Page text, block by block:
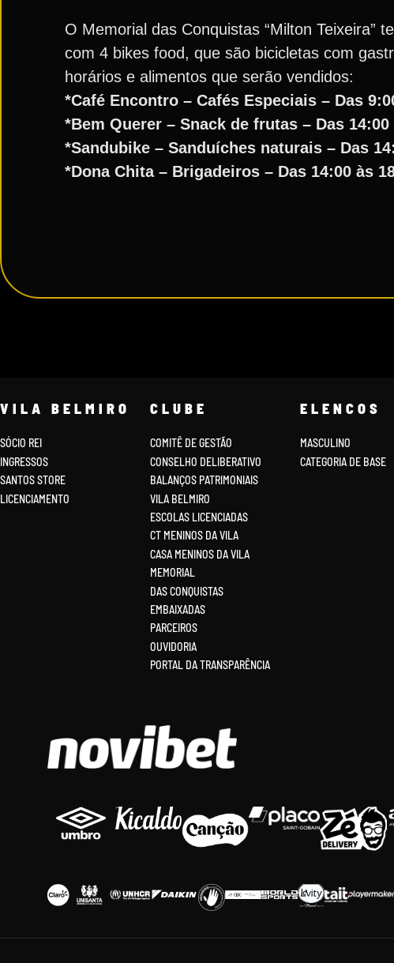
O Memorial das Conquistas “Milton Teixeira”
com 4 bikes food, que são bicicletas com
horários e alimentos que serão vendidos:
*Café Encontro – Cafés Especiais – Das
*Bem Querer – Snack de frutas – Das 14:00
*Sandubike – Sanduíches naturais – Das
*Dona Chita – Brigadeiros – Das 14:00 às
VILA BELMIRO
SÓCIO REI
INGRESSOS
SANTOS STORE
LICENCIAMENTO
CLUBE
COMITÊ DE GESTÃO
CONSELHO DELIBERATIVO
BALANÇOS PATRIMONIAIS
VILA BELMIRO
ESCOLAS LICENCIADAS
CT MENINOS DA VILA
CASA MENINOS DA VILA
MEMORIAL
DAS CONQUISTAS
EMBAIXADAS
PARCEIROS
OUVIDORIA
PORTAL DA TRANSPARÊNCIA
ELENCOS
MASCULINO
CATEGORIA DE BASE